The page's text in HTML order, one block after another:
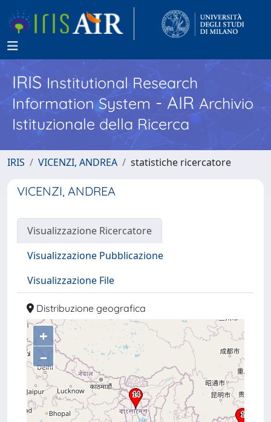
IRISInstitutional Research
Information System - AIR Archivio
Istituzionale della Ricerca
IRIS VICENZI, ANDREA statistiche ricercatore
VICENZI, ANDREA
Visualizzazione Ricercatore
Visualizzazione Pubblicazione
Visualizzazione File
Distribuzione geografica
+
–